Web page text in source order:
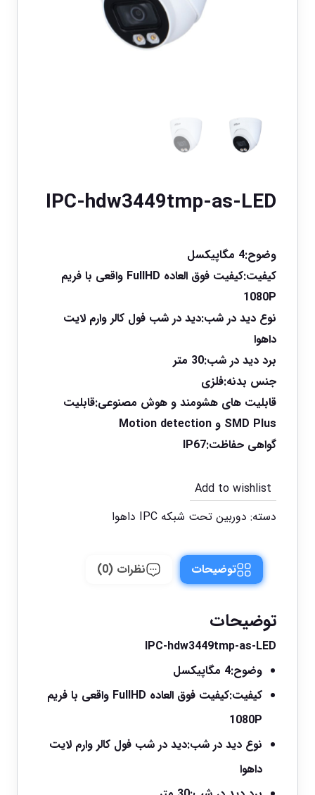
IPC-hdw3449tmp-as-LED
وضوح:4 مگاپیکسل
کیفیت:کیفیت فوق العاده FullHD واقعی با فریم
1080P
نوع دید در شب:دید در شب فول کالر وارم لایت
داهوا
برد دید در شب:30 متر
جنس بدنه:فلزی
قابلیت های هشومند و هوش مصنوعی:قابلیت
SMD Plus و Motion detection
گواهی حفاظت:IP67
Add to wishlist
دسته: دوربین تحت شبکه IPC داهوا
توضیحات نظرات (0)
توضیحات
IPC-hdw3449tmp-as-LED
وضوح:4 مگاپیکسل
کیفیت:کیفیت فوق العاده FullHD واقعی با فریم
1080P
نوع دید در شب:دید در شب فول کالر وارم لایت
داهوا